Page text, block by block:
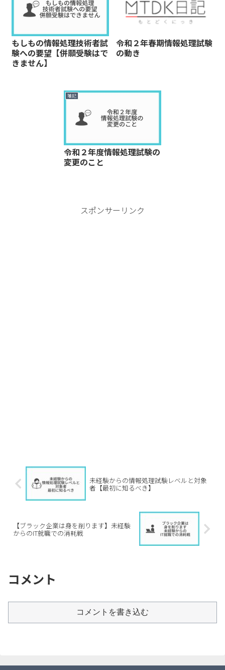
もしもの情報処理技術者試
験への要望【併願受験はで
きません】
令和２年春期情報処理試験
の動き
雑記
令和２年度情報処理試験の
変更のこと
スポンサーリンク
未経験からの情報処理試験レベルと対象
者【最初に知るべき】
【ブラック企業は身を削ります】未経験
からのIT就職での消耗戦
コメント
コメントを書き込む